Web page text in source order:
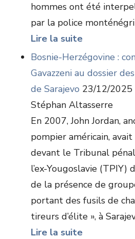
hommes ont été
par la police
Lire la suite
Bosnie-Herzégovine :
Gavazzeni au dossier
de Sarajevo 23/12/2025
Stéphan Altasserre
En 2007, John Jordan,
pompier américain,
devant le Tribunal
l’ex-Yougoslavie (TPIY)
de la présence de
portant des fusils de
tireurs d’élite », à
Lire la suite